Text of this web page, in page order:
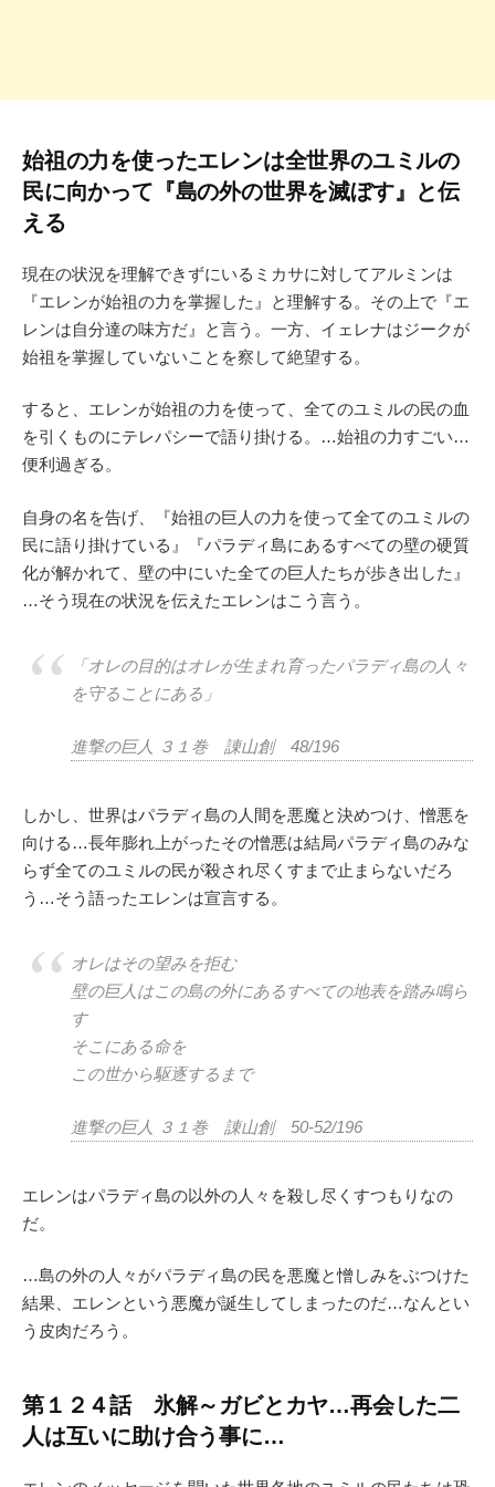
始祖の力を使ったエレンは全世界のユミルの
民に向かって『島の外の世界を滅ぼす』と伝
える
現在の状況を理解できずにいるミカサに対してアルミンは
『エレンが始祖の力を掌握した』と理解する。その上で『エ
レンは自分達の味方だ』と言う。一方、イェレナはジークが
始祖を掌握していないことを察して絶望する。
すると、エレンが始祖の力を使って、全てのユミルの民の血
を引くものにテレパシーで語り掛ける。…始祖の力すごい…
便利過ぎる。
自身の名を告げ、『始祖の巨人の力を使って全てのユミルの
民に語り掛けている』『パラディ島にあるすべての壁の硬質
化が解かれて、壁の中にいた全ての巨人たちが歩き出した』
…そう現在の状況を伝えたエレンはこう言う。
「オレの目的はオレが生まれ育ったパラディ島の人々
を守ることにある」
進撃の巨人 ３１巻 諌山創 48/196
しかし、世界はパラディ島の人間を悪魔と決めつけ、憎悪を
向ける…長年膨れ上がったその憎悪は結局パラディ島のみな
らず全てのユミルの民が殺され尽くすまで止まらないだろ
う…そう語ったエレンは宣言する。
オレはその望みを拒む
壁の巨人はこの島の外にあるすべての地表を踏み鳴ら
す
そこにある命を
この世から駆逐するまで
進撃の巨人 ３１巻 諌山創 50-52/196
エレンはパラディ島の以外の人々を殺し尽くすつもりなの
だ。
…島の外の人々がパラディ島の民を悪魔と憎しみをぶつけた
結果、エレンという悪魔が誕生してしまったのだ…なんとい
う皮肉だろう。
第１２４話 氷解～ガビとカヤ…再会した二
人は互いに助け合う事に…